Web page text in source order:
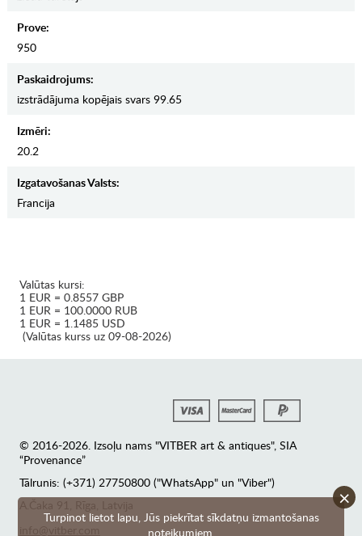
Prove:
950
Paskaidrojums:
izstrādājuma kopējais svars 99.65
Izmēri:
20.2
Izgatavošanas Valsts:
Francija
Turpinot lietot lapu, Jūs piekrītat sīkdatņu izmantošanas
noteikumiem.
×
Valūtas kursi:
1 EUR = 0.8557 GBP
1 EUR = 100.0000 RUB
1 EUR = 1.1485 USD
(Valūtas kurss uz 09-08-2026)
© 2016-2026. Izsoļu nams "VITBER art & antiques", SIA
“Provenance”
Tālrunis: (+371) 27750800 ("WhatsApp" un "Viber")